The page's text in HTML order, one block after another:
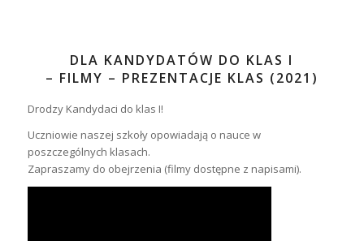
DLA KANDYDATÓW DO KLAS I
– FILMY – PREZENTACJE KLAS (2021)
Drodzy Kandydaci do klas I!
Uczniowie naszej szkoły opowiadają o nauce w
poszczególnych klasach.
Zapraszamy do obejrzenia (filmy dostępne z napisami).